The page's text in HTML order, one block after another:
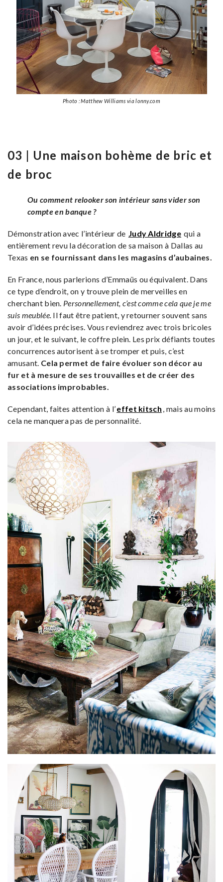
Photo : Matthew Williams via lonny.com
03 | Une maison bohème de bric et
de broc
Ou comment relooker son intérieur sans vider son
compte en banque ?
Démonstration avec l’intérieur de Judy Aldridge qui a
entièrement revu la décoration de sa maison à Dallas au
Texas en se fournissant dans les magasins d’aubaines.
En France, nous parlerions d’Emmaüs ou équivalent. Dans
ce type d’endroit, on y trouve plein de merveilles en
cherchant bien. Personnellement, c’est comme cela que je me
suis meublée. Il faut être patient, y retourner souvent sans
avoir d’idées précises. Vous reviendrez avec trois bricoles
un jour, et le suivant, le coffre plein. Les prix défiants toutes
concurrences autorisent à se tromper et puis, c’est
amusant. Cela permet de faire évoluer son décor au
fur et à mesure de ses trouvailles et de créer des
associations improbables.
Cependant, faites attention à l’effet kitsch , mais au moins
cela ne manquera pas de personnalité.